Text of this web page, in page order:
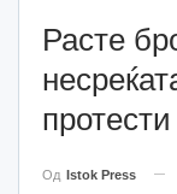
Расте
Од Istok Press